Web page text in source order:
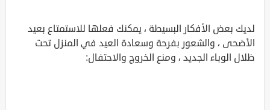
لديك بعض الأفكار البسيطة ، يمكنك فعلها للاستمتاع بعيد
الأضحى ، والشعور بفرحة وسعادة العيد في المنزل تحت
ظلال الوباء الجديد ، ومنع الخروج والاحتفال: